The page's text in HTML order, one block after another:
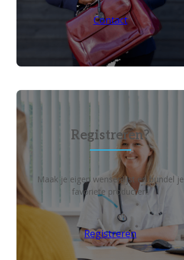
Contact
Registreren?
Maak je eigen wensenlijst en bundel je
favoriete producten!
Registreren